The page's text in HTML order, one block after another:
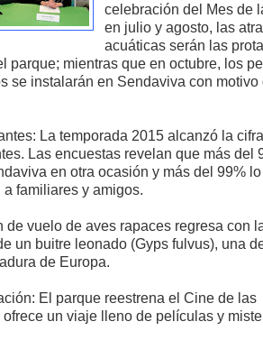
celebración del Mes de
en julio y agosto, las
acuáticas serán las
parque; mientras que en octubre, los
se instalarán en Sendaviva con motivo
La temporada 2015 alcanzó la
Las encuestas revelan que más del
en otra ocasión y más del 99% lo
familiares y amigos.
de vuelo de aves rapaces regresa con
un buitre leonado (Gyps fulvus), una
de Europa.
El parque reestrena el Cine de las
un viaje lleno de películas y